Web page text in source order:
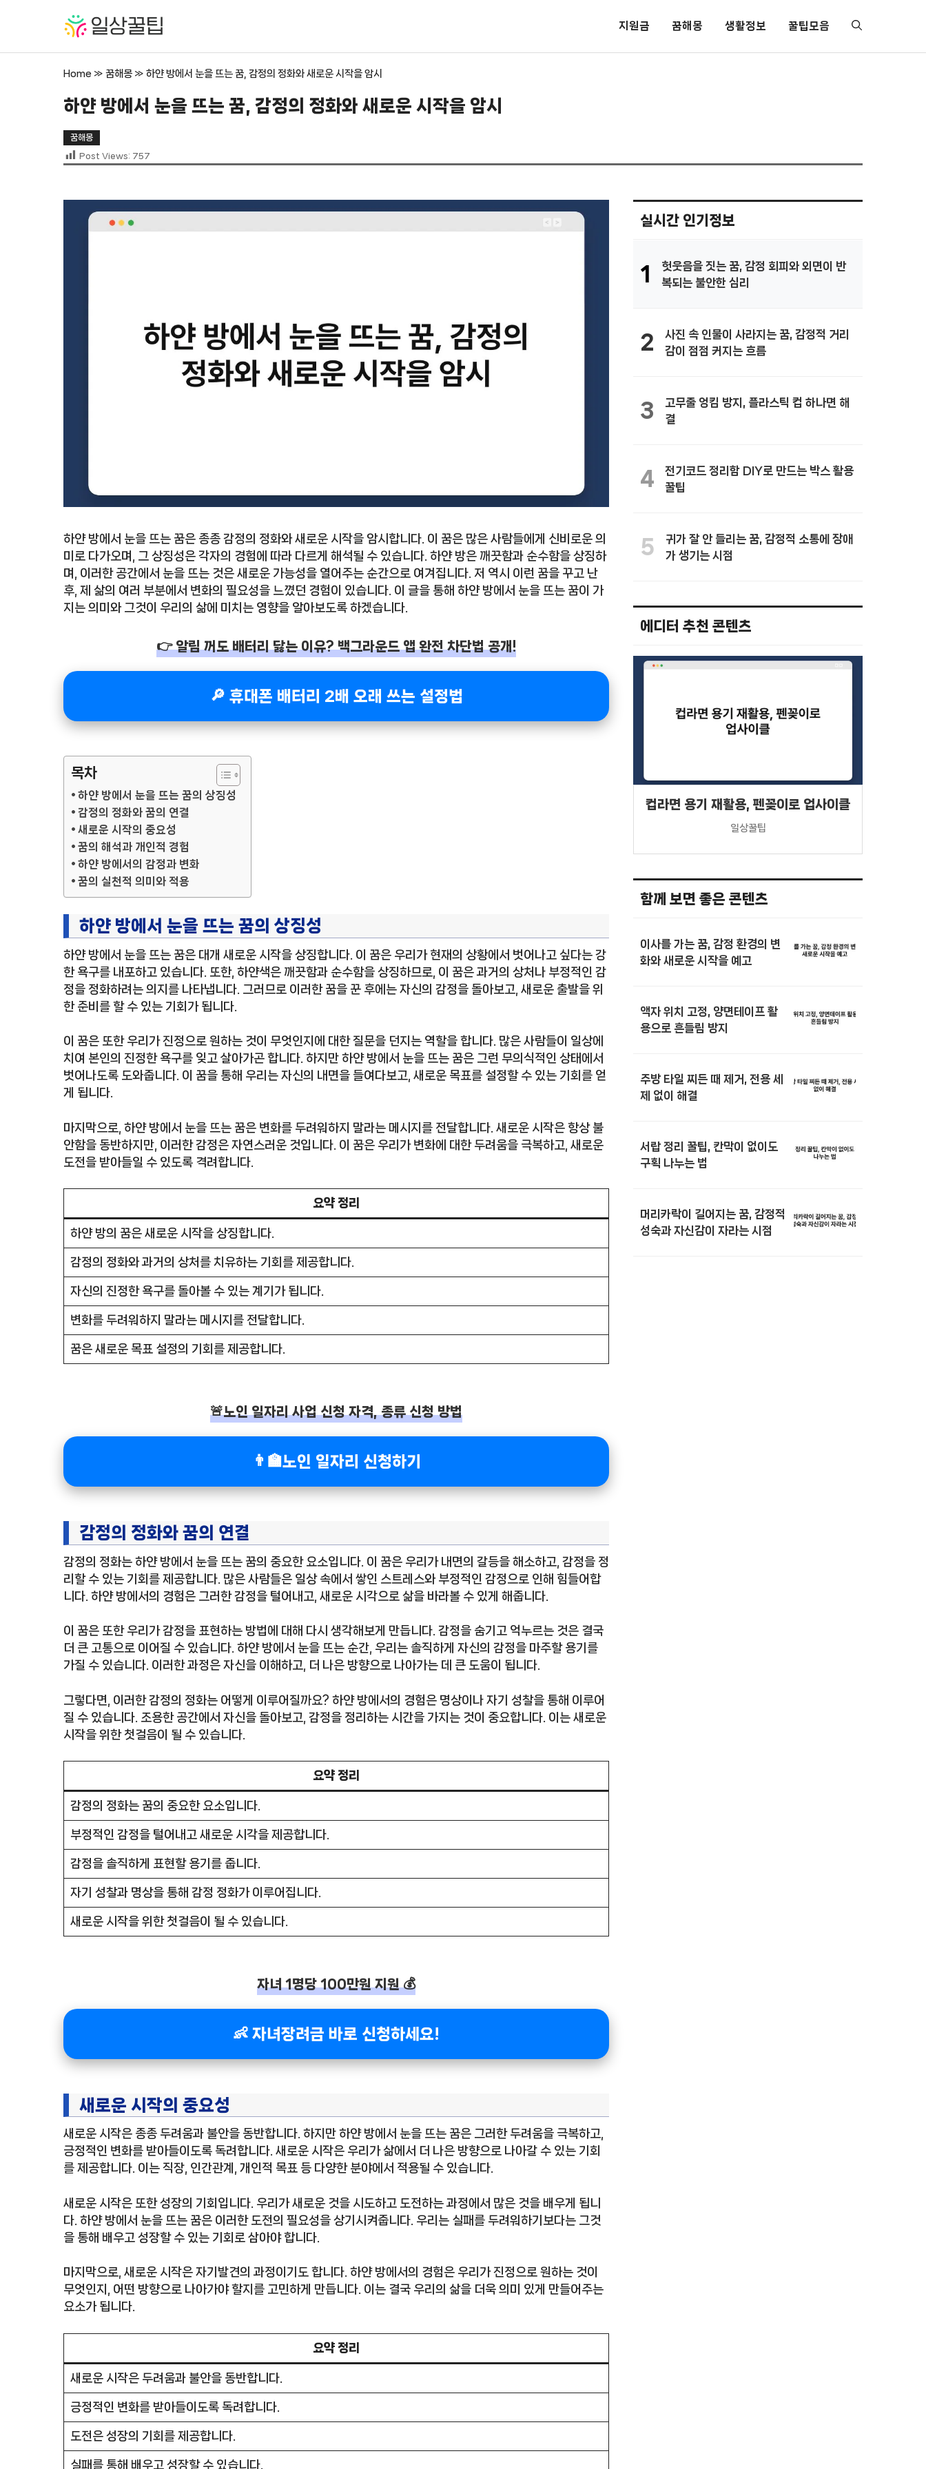
지원금 꿈해몽 생활정보 꿀팁모음
Home » 꿈해몽 » 하얀 방에서 눈을 뜨는 꿈, 감정의 정화와 새로운 시작을 암시
하얀 방에서 눈을 뜨는 꿈, 감정의 정화와 새로운 시작을 암시
꿈해몽
Post Views: 757
하얀 방에서 눈을 뜨는 꿈은 종종 감정의 정화와 새로운 시작을 암시합니다. 이 꿈은 많은 사람들에게 신비로운 의
미로 다가오며, 그 상징성은 각자의 경험에 따라 다르게 해석될 수 있습니다. 하얀 방은 깨끗함과 순수함을 상징하
며, 이러한 공간에서 눈을 뜨는 것은 새로운 가능성을 열어주는 순간으로 여겨집니다. 저 역시 이런 꿈을 꾸고 난
후, 제 삶의 여러 부분에서 변화의 필요성을 느꼈던 경험이 있습니다. 이 글을 통해 하얀 방에서 눈을 뜨는 꿈이 가
지는 의미와 그것이 우리의 삶에 미치는 영향을 알아보도록 하겠습니다.
👉 알림 꺼도 배터리 닳는 이유? 백그라운드 앱 완전 차단법 공개!
🔎 휴대폰 배터리 2배 오래 쓰는 설정법
목차
하얀 방에서 눈을 뜨는 꿈의 상징성
감정의 정화와 꿈의 연결
새로운 시작의 중요성
꿈의 해석과 개인적 경험
하얀 방에서의 감정과 변화
꿈의 실천적 의미와 적용
하얀 방에서 눈을 뜨는 꿈의 상징성
하얀 방에서 눈을 뜨는 꿈은 대개 새로운 시작을 상징합니다. 이 꿈은 우리가 현재의 상황에서 벗어나고 싶다는 강
한 욕구를 내포하고 있습니다. 또한, 하얀색은 깨끗함과 순수함을 상징하므로, 이 꿈은 과거의 상처나 부정적인 감
정을 정화하려는 의지를 나타냅니다. 그러므로 이러한 꿈을 꾼 후에는 자신의 감정을 돌아보고, 새로운 출발을 위
한 준비를 할 수 있는 기회가 됩니다.
이 꿈은 또한 우리가 진정으로 원하는 것이 무엇인지에 대한 질문을 던지는 역할을 합니다. 많은 사람들이 일상에
치여 본인의 진정한 욕구를 잊고 살아가곤 합니다. 하지만 하얀 방에서 눈을 뜨는 꿈은 그런 무의식적인 상태에서
벗어나도록 도와줍니다. 이 꿈을 통해 우리는 자신의 내면을 들여다보고, 새로운 목표를 설정할 수 있는 기회를 얻
게 됩니다.
마지막으로, 하얀 방에서 눈을 뜨는 꿈은 변화를 두려워하지 말라는 메시지를 전달합니다. 새로운 시작은 항상 불
안함을 동반하지만, 이러한 감정은 자연스러운 것입니다. 이 꿈은 우리가 변화에 대한 두려움을 극복하고, 새로운
도전을 받아들일 수 있도록 격려합니다.
요약 정리
하얀 방의 꿈은 새로운 시작을 상징합니다.
감정의 정화와 과거의 상처를 치유하는 기회를 제공합니다.
자신의 진정한 욕구를 돌아볼 수 있는 계기가 됩니다.
변화를 두려워하지 말라는 메시지를 전달합니다.
꿈은 새로운 목표 설정의 기회를 제공합니다.
🚨노인 일자리 사업 신청 자격, 종류 신청 방법
👨‍🏫노인 일자리 신청하기
감정의 정화와 꿈의 연결
감정의 정화는 하얀 방에서 눈을 뜨는 꿈의 중요한 요소입니다. 이 꿈은 우리가 내면의 갈등을 해소하고, 감정을 정
리할 수 있는 기회를 제공합니다. 많은 사람들은 일상 속에서 쌓인 스트레스와 부정적인 감정으로 인해 힘들어합
니다. 하얀 방에서의 경험은 그러한 감정을 털어내고, 새로운 시각으로 삶을 바라볼 수 있게 해줍니다.
이 꿈은 또한 우리가 감정을 표현하는 방법에 대해 다시 생각해보게 만듭니다. 감정을 숨기고 억누르는 것은 결국
더 큰 고통으로 이어질 수 있습니다. 하얀 방에서 눈을 뜨는 순간, 우리는 솔직하게 자신의 감정을 마주할 용기를
가질 수 있습니다. 이러한 과정은 자신을 이해하고, 더 나은 방향으로 나아가는 데 큰 도움이 됩니다.
그렇다면, 이러한 감정의 정화는 어떻게 이루어질까요? 하얀 방에서의 경험은 명상이나 자기 성찰을 통해 이루어
질 수 있습니다. 조용한 공간에서 자신을 돌아보고, 감정을 정리하는 시간을 가지는 것이 중요합니다. 이는 새로운
시작을 위한 첫걸음이 될 수 있습니다.
요약 정리
감정의 정화는 꿈의 중요한 요소입니다.
부정적인 감정을 털어내고 새로운 시각을 제공합니다.
감정을 솔직하게 표현할 용기를 줍니다.
자기 성찰과 명상을 통해 감정 정화가 이루어집니다.
새로운 시작을 위한 첫걸음이 될 수 있습니다.
자녀 1명당 100만원 지원 💰
👶 자녀장려금 바로 신청하세요!
새로운 시작의 중요성
새로운 시작은 종종 두려움과 불안을 동반합니다. 하지만 하얀 방에서 눈을 뜨는 꿈은 그러한 두려움을 극복하고,
긍정적인 변화를 받아들이도록 독려합니다. 새로운 시작은 우리가 삶에서 더 나은 방향으로 나아갈 수 있는 기회
를 제공합니다. 이는 직장, 인간관계, 개인적 목표 등 다양한 분야에서 적용될 수 있습니다.
새로운 시작은 또한 성장의 기회입니다. 우리가 새로운 것을 시도하고 도전하는 과정에서 많은 것을 배우게 됩니
다. 하얀 방에서 눈을 뜨는 꿈은 이러한 도전의 필요성을 상기시켜줍니다. 우리는 실패를 두려워하기보다는 그것
을 통해 배우고 성장할 수 있는 기회로 삼아야 합니다.
마지막으로, 새로운 시작은 자기발견의 과정이기도 합니다. 하얀 방에서의 경험은 우리가 진정으로 원하는 것이
무엇인지, 어떤 방향으로 나아가야 할지를 고민하게 만듭니다. 이는 결국 우리의 삶을 더욱 의미 있게 만들어주는
요소가 됩니다.
요약 정리
새로운 시작은 두려움과 불안을 동반합니다.
긍정적인 변화를 받아들이도록 독려합니다.
도전은 성장의 기회를 제공합니다.
실패를 통해 배우고 성장할 수 있습니다.
실시간 인기정보
1
헛웃음을 짓는 꿈, 감정 회피와 외면이 반
복되는 불안한 심리
2
사진 속 인물이 사라지는 꿈, 감정적 거리
감이 점점 커지는 흐름
3
고무줄 엉킴 방지, 플라스틱 컵 하나면 해
결
4
전기코드 정리함 DIY로 만드는 박스 활용
꿀팁
5
귀가 잘 안 들리는 꿈, 감정적 소통에 장애
가 생기는 시점
에디터 추천 콘텐츠
컵라면 용기 재활용, 펜꽂이로 업사이클
일상꿀팁
함께 보면 좋은 콘텐츠
이사를 가는 꿈, 감정 환경의 변
화와 새로운 시작을 예고
액자 위치 고정, 양면테이프 활
용으로 흔들림 방지
주방 타일 찌든 때 제거, 전용 세
제 없이 해결
서랍 정리 꿀팁, 칸막이 없이도
구획 나누는 법
머리카락이 길어지는 꿈, 감정적
성숙과 자신감이 자라는 시점